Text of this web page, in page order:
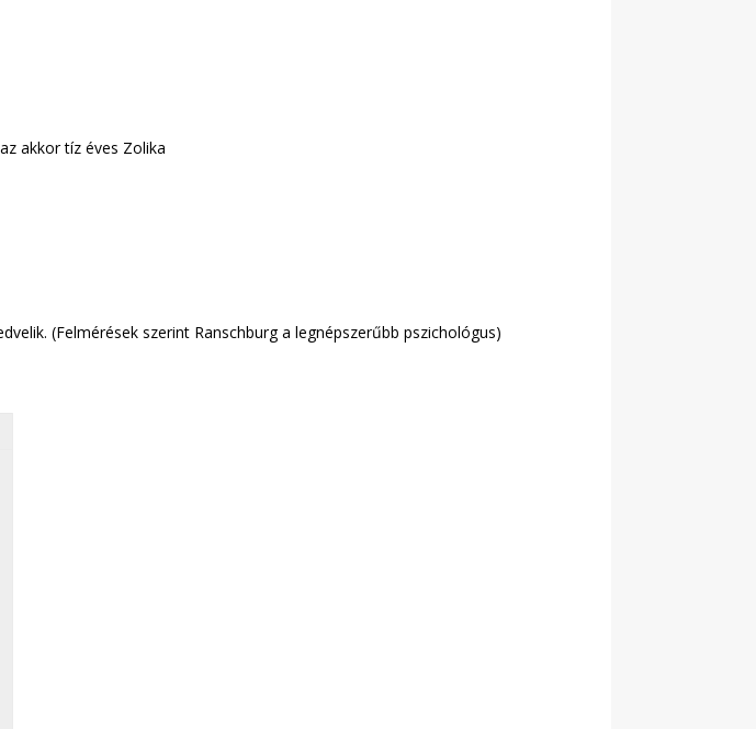
akkor tíz éves Zolika
(Felmérések szerint Ranschburg a legnépszerűbb pszichológus)